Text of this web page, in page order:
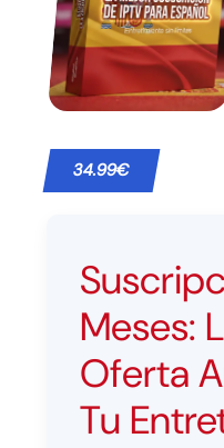
34.99€
Meses:
Oferta
Tu